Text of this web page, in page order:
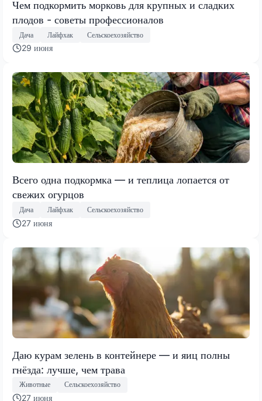
Чем подкормить морковь для крупных и сладких
плодов - советы профессионалов
Дача Лайфхак Сельскоехозяйство
29 июня
Всего одна подкормка — и теплица лопается от
свежих огурцов
Дача Лайфхак Сельскоехозяйство
27 июня
Даю курам зелень в контейнере — и яиц полны
гнёзда: лучше, чем трава
Животные Сельскоехозяйство
27 июня